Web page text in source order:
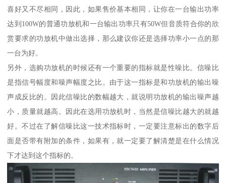
喜好又不尽相同，因此，如果售价基本相同，让你在一台输出功率
达到100W的普通功放机和一台输出功率只有50W但音质符合你的欣
赏要求的功放机中做出选择，那么建议你还是选择功率小一点的那
一台为好。
另外，选购功放机的时候还有一个重要的指标就是性噪比。信噪比
是指信号幅度和噪声幅度之比。由于这一指标是和功放机的输出噪
声成反比的。因此信噪比的数幅越大，就说明功放机的输出噪声越
小，质量就越高。因此在选用功放机时，当然是信噪比越大的就越
好。不过在了解信噪比这一技术指标时，一定要注意标出的数字后
面是否带有附加的条件，如果有，就一定要了解清楚是在什么情况
下才达到这个指标的。